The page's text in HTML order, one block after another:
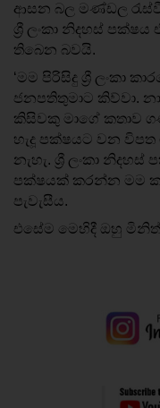
ආසන බල මණ්ඩල
ශ්‍රී ලංකා නිදහස්
තිබෙන බවයි.
‘මම පිරිසිදු ශ්‍රී ලංකා
ජනපතිතුමාට කිව්වා.
කිසිවකු මාගේ කතාව
හැදූ පක්ෂයට වන විපත
නැහැ. ශ්‍රී ලංකා
පක්ෂයක් කරන්න මම
පැවැසීය.
එසේම මෙහිදී ඔහු